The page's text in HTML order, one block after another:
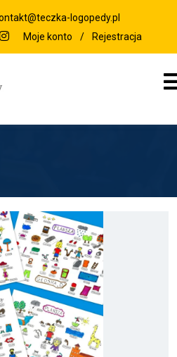
logopedy.pl
Moje konto
/ Rejestracja